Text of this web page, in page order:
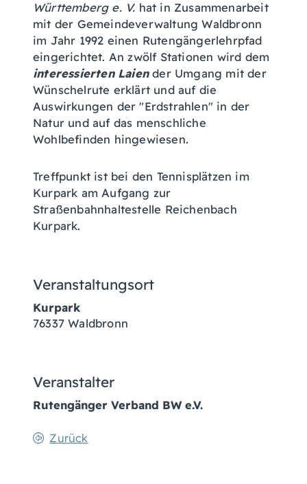
Württemberg e. V. hat in Zusammenarbeit
mit der Gemeindeverwaltung Waldbronn
im Jahr 1992 einen Rutengängerlehrpfad
eingerichtet. An zwölf Stationen wird dem
interessierten Laiender Umgang mit der
Wünschelrute erklärt und auf die
Auswirkungen der "Erdstrahlen" in der
Natur und auf das menschliche
Wohlbefinden hingewiesen.
Treffpunkt ist bei den Tennisplätzen im
Kurpark am Aufgang zur
Straßenbahnhaltestelle Reichenbach
Kurpark.
Veranstaltungsort
Kurpark
76337 Waldbronn
Veranstalter
Rutengänger Verband BW e.V.
Zurück